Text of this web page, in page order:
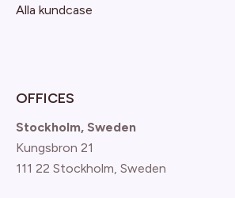
Alla kundcase
OFFICES
Stockholm, Sweden
Kungsbron 21
111 22 Stockholm, Sweden